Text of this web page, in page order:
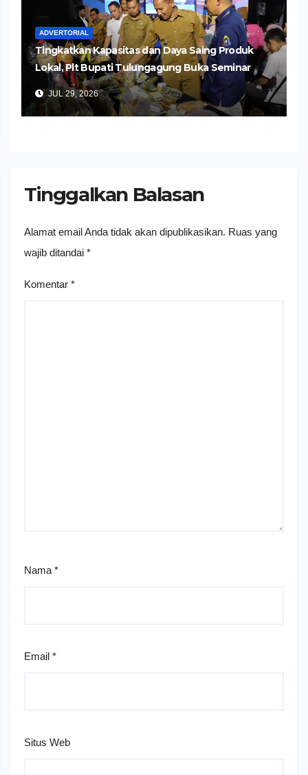
ADVERTORIAL
Tingkatkan Kapasitas dan Daya Saing Produk
Lokal, Plt Bupati Tulungagung Buka Seminar
Impor dan Ekspor Produk UMKM
JUL 29, 2026
Tinggalkan Balasan
Alamat email Anda tidak akan dipublikasikan. Ruas yang
wajib ditandai *
Komentar *
Nama *
Email *
Situs Web